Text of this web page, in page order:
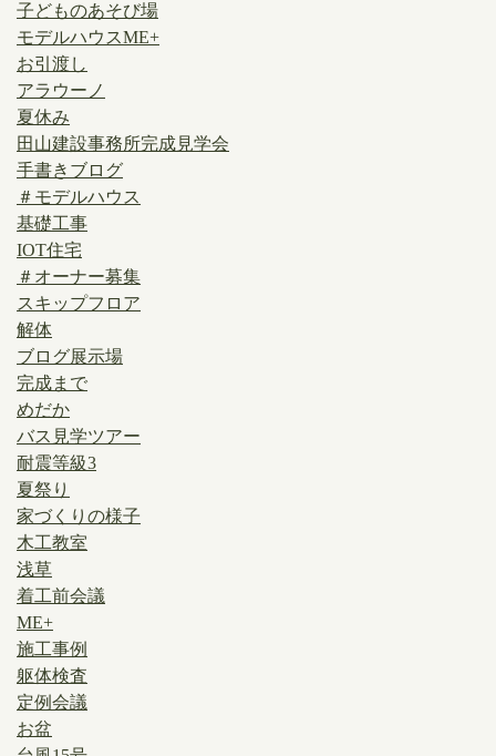
子どものあそび場
モデルハウスME+
お引渡し
アラウーノ
夏休み
田山建設事務所完成見学会
手書きブログ
＃モデルハウス
基礎工事
IOT住宅
＃オーナー募集
スキップフロア
解体
ブログ展示場
完成まで
めだか
バス見学ツアー
耐震等級3
夏祭り
家づくりの様子
木工教室
浅草
着工前会議
ME+
施工事例
躯体検査
定例会議
お盆